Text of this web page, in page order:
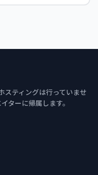
ティングは行っていませ
ターに帰属します。